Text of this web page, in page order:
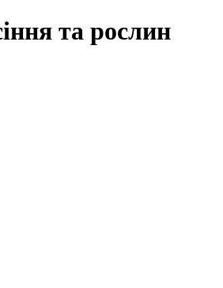
та рослин